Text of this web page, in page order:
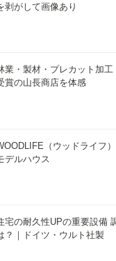
剥がして画像あり
業・製材・プレカット加
賞の山長商店を体感
（ウッドライフ
デルハウス
宅の耐久性UPの重要設備
？｜ドイツ・ウルト社製